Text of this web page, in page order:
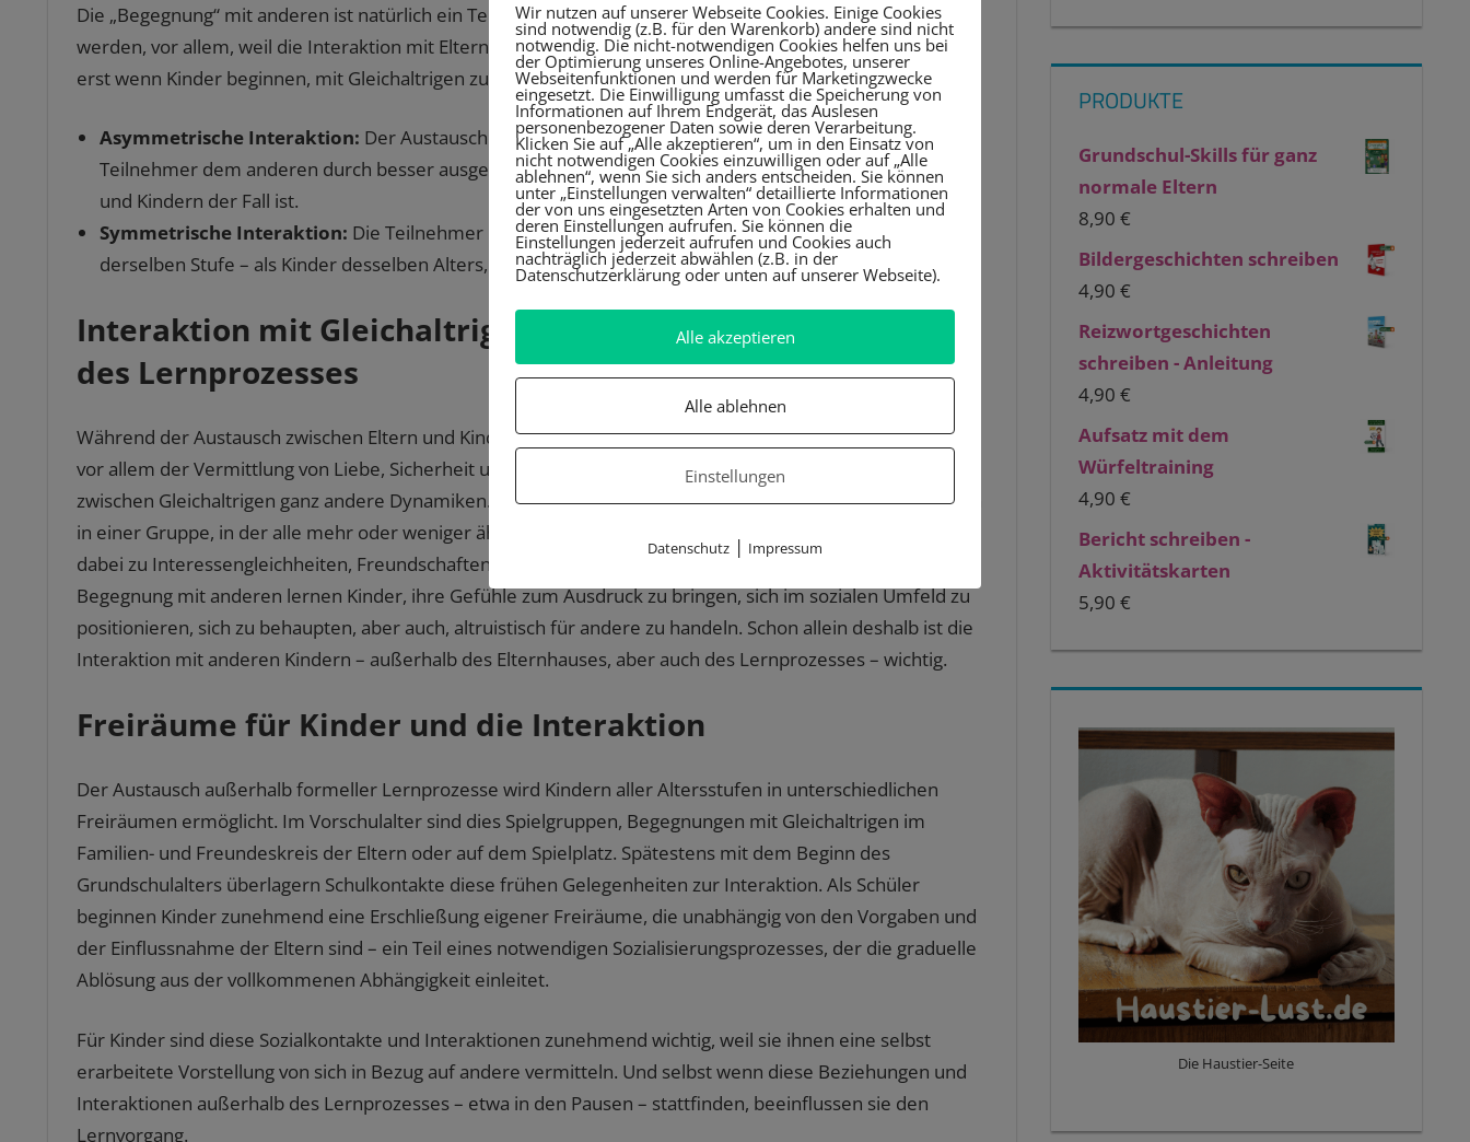
Die „Begegnung“ mit anderen ist natürlich ein Teil des Lernprozesses und kann erzieherisch gestaltet
werden, vor allem, weil die Interaktion mit Eltern, Kita-Betreuung und Lehrpersonen asymmetrisch ist –
erst wenn Kinder beginnen, mit Gleichaltrigen zu interagieren, fühlen sie sich „auf derselben Ebene“.
Asymmetrische Interaktion: Der Austausch von Worten, Gesten und Handlungen, bei denen ein
Teilnehmer dem anderen durch besser ausgebildete Fähigkeiten überlegen ist – wie es zwischen Eltern
und Kindern der Fall ist.
Symmetrische Interaktion: Die Teilnehmer begegnen sich dank annähernd gleicher Fähigkeiten auf
derselben Stufe – als Kinder desselben Alters, derselben Schulklasse etc.
Interaktion mit Gleichaltrigen – außerhalb oder während
des Lernprozesses
Während der Austausch zwischen Eltern und Kind im Idealfall eben wegen der vorhandenen Asymmetrie
vor allem der Vermittlung von Liebe, Sicherheit und Urvertrauen dient, finden sich in der Interaktion
zwischen Gleichaltrigen ganz andere Dynamiken. Denn hier erlernen bereits Kleinkinder soziales Verhalten
in einer Gruppe, in der alle mehr oder weniger ähnlich an den Start gehen. Wie in allen Gruppen kommt es
dabei zu Interessengleichheiten, Freundschaften und Konflikten, die keineswegs statisch sind. Durch die
Begegnung mit anderen lernen Kinder, ihre Gefühle zum Ausdruck zu bringen, sich im sozialen Umfeld zu
positionieren, sich zu behaupten, aber auch, altruistisch für andere zu handeln. Schon allein deshalb ist die
Interaktion mit anderen Kindern – außerhalb des Elternhauses, aber auch des Lernprozesses – wichtig.
Freiräume für Kinder und die Interaktion
Der Austausch außerhalb formeller Lernprozesse wird Kindern aller Altersstufen in unterschiedlichen
Freiräumen ermöglicht. Im Vorschulalter sind dies Spielgruppen, Begegnungen mit Gleichaltrigen im
Familien- und Freundeskreis der Eltern oder auf dem Spielplatz. Spätestens mit dem Beginn des
Grundschulalters überlagern Schulkontakte diese frühen Gelegenheiten zur Interaktion. Als Schüler
beginnen Kinder zunehmend eine Erschließung eigener Freiräume, die unabhängig von den Vorgaben und
der Einflussnahme der Eltern sind – ein Teil eines notwendigen Sozialisierungsprozesses, der die graduelle
Ablösung aus der vollkommenen Abhängigkeit einleitet.
Für Kinder sind diese Sozialkontakte und Interaktionen zunehmend wichtig, weil sie ihnen eine selbst
erarbeitete Vorstellung von sich in Bezug auf andere vermitteln. Und selbst wenn diese Beziehungen und
Interaktionen außerhalb des Lernprozesses – etwa in den Pausen – stattfinden, beeinflussen sie den
Lernvorgang.
PRODUKTE
Grundschul-Skills für ganz
normale Eltern
8,90€
Bildergeschichten schreiben
4,90€
Reizwortgeschichten
schreiben - Anleitung
4,90€
Aufsatz mit dem
Würfeltraining
4,90€
Bericht schreiben -
Aktivitätskarten
5,90€
Die Haustier-Seite
Wir nutzen auf unserer Webseite Cookies. Einige Cookies
sind notwendig (z.B. für den Warenkorb) andere sind nicht
notwendig. Die nicht-notwendigen Cookies helfen uns bei
der Optimierung unseres Online-Angebotes, unserer
Webseitenfunktionen und werden für Marketingzwecke
eingesetzt. Die Einwilligung umfasst die Speicherung von
Informationen auf Ihrem Endgerät, das Auslesen
personenbezogener Daten sowie deren Verarbeitung.
Klicken Sie auf „Alle akzeptieren“, um in den Einsatz von
nicht notwendigen Cookies einzuwilligen oder auf „Alle
ablehnen“, wenn Sie sich anders entscheiden. Sie können
unter „Einstellungen verwalten“ detaillierte Informationen
der von uns eingesetzten Arten von Cookies erhalten und
deren Einstellungen aufrufen. Sie können die
Einstellungen jederzeit aufrufen und Cookies auch
nachträglich jederzeit abwählen (z.B. in der
Datenschutzerklärung oder unten auf unserer Webseite).
Alle akzeptieren
Alle ablehnen
Einstellungen
Datenschutz | Impressum